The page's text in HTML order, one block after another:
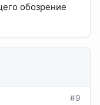
обозрение
#9